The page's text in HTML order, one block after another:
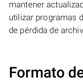
mantener
utilizar programas
de pérdida de
Formato